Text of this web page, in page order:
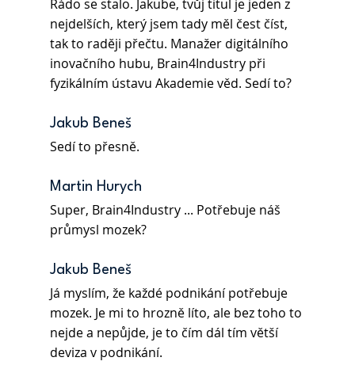
Rádo se stalo. Jakube, tvůj titul je jeden z
nejdelších, který jsem tady měl čest číst,
tak to raději přečtu. Manažer digitálního
inovačního hubu, Brain4Industry při
fyzikálním ústavu Akademie věd. Sedí to?
Jakub Beneš
Sedí to přesně.
Martin Hurych
Super, Brain4Industry ... Potřebuje náš
průmysl mozek?
Jakub Beneš
Já myslím, že každé podnikání potřebuje
mozek. Je mi to hrozně líto, ale bez toho to
nejde a nepůjde, je to čím dál tím větší
deviza v podnikání.